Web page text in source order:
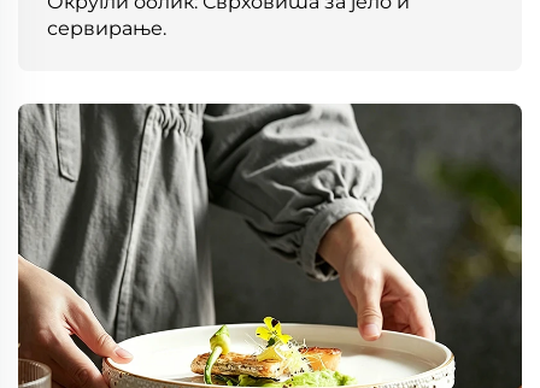
сервирање.